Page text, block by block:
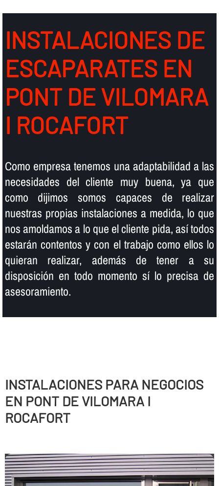
INSTALACIONES DE
ESCAPARATES EN
PONT DE VILOMARA
I ROCAFORT
Como empresa tenemos una adaptabilidad a las
necesidades del cliente muy buena, ya que
como dijimos somos capaces de realizar
nuestras propias instalaciones a medida, lo que
nos amoldamos a lo que el cliente pida, así­ todos
estarán contentos y con el trabajo como ellos lo
quieran realizar, además de tener a su
disposición en todo momento sí­ lo precisa de
asesoramiento.
INSTALACIONES PARA NEGOCIOS
EN PONT DE VILOMARA I
ROCAFORT